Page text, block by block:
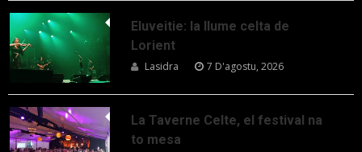
Eluveitie: la llume celta de
Lorient
Lasidra 7 D'agostu, 2026
La Taverne Celte, el festival na
to mesa